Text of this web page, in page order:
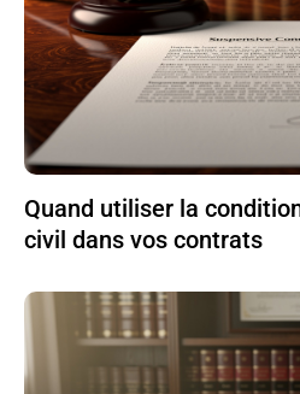
Quand utiliser la
civil dans vos contrats